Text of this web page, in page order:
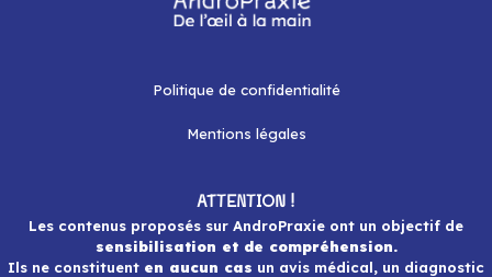
Politique de confidentialité
Mentions légales
ATTENTION !
Les contenus proposés sur AndroPraxie ont un objectif de
sensibilisation et de compréhension.
Ils ne constituent en aucun cas un avis médical, un diagnostic